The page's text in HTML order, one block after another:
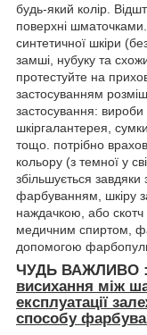
будь-який колір.
поверхні
синтетичної шкіри
замші, нубуку та
протестуйте на
застосуванням
застосування: вироби
шкіргалантерея,
тощо. потрібно
кольору (з темної у
збільшується
фарбуванням, шкіру
наждачкою, або скотч
медичним спиртом,
допомогою
ЧУДЬ ВАЖЛИВО :
висихання між
експлуатації
способу